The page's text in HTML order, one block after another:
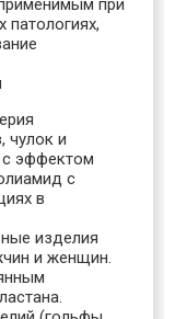
при
патологиях,
чулок и
эффектом
с
в
изделия
и женщин.